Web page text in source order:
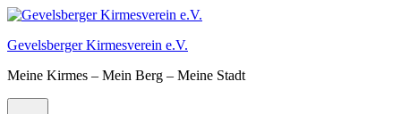
Zum
springen
Gevelsberger Kirmesverein e.V.
Meine Kirmes – Mein Berg – Meine Stadt